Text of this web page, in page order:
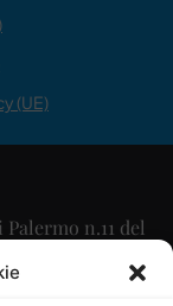
(UE)
n.11 del